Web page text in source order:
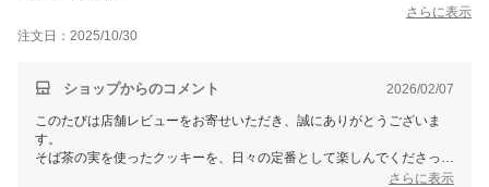
さらに表示
注文日：2025/10/30
ショップからのコメント 2026/02/07
このたびは店舗レビューをお寄せいただき、誠にありがとうございま
す。
そば茶の実を使ったクッキーを、日々の定番として楽しんでくださって
さらに表示